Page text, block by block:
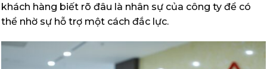
khách hàng biết rõ đâu là nhân sự của công ty để có
thể nhờ sự hỗ trợ một cách đắc lực.